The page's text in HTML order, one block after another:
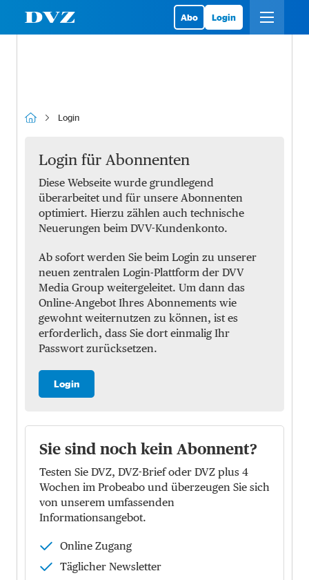
Abo Login
Login
Login für Abonnenten
Diese Webseite wurde grundlegend
überarbeitet und für unsere Abonnenten
optimiert. Hierzu zählen auch technische
Neuerungen beim DVV-Kundenkonto.
Ab sofort werden Sie beim Login zu unserer
neuen zentralen Login-Plattform der DVV
Media Group weitergeleitet. Um dann das
Online-Angebot Ihres Abonnements wie
gewohnt weiternutzen zu können, ist es
erforderlich, dass Sie dort einmalig Ihr
Passwort zurücksetzen.
Login
Sie sind noch kein Abonnent?
Testen Sie DVZ, DVZ-Brief oder DVZ plus 4
Wochen im Probeabo und überzeugen Sie sich
von unserem umfassenden
Informationsangebot.
Online Zugang
Täglicher Newsletter